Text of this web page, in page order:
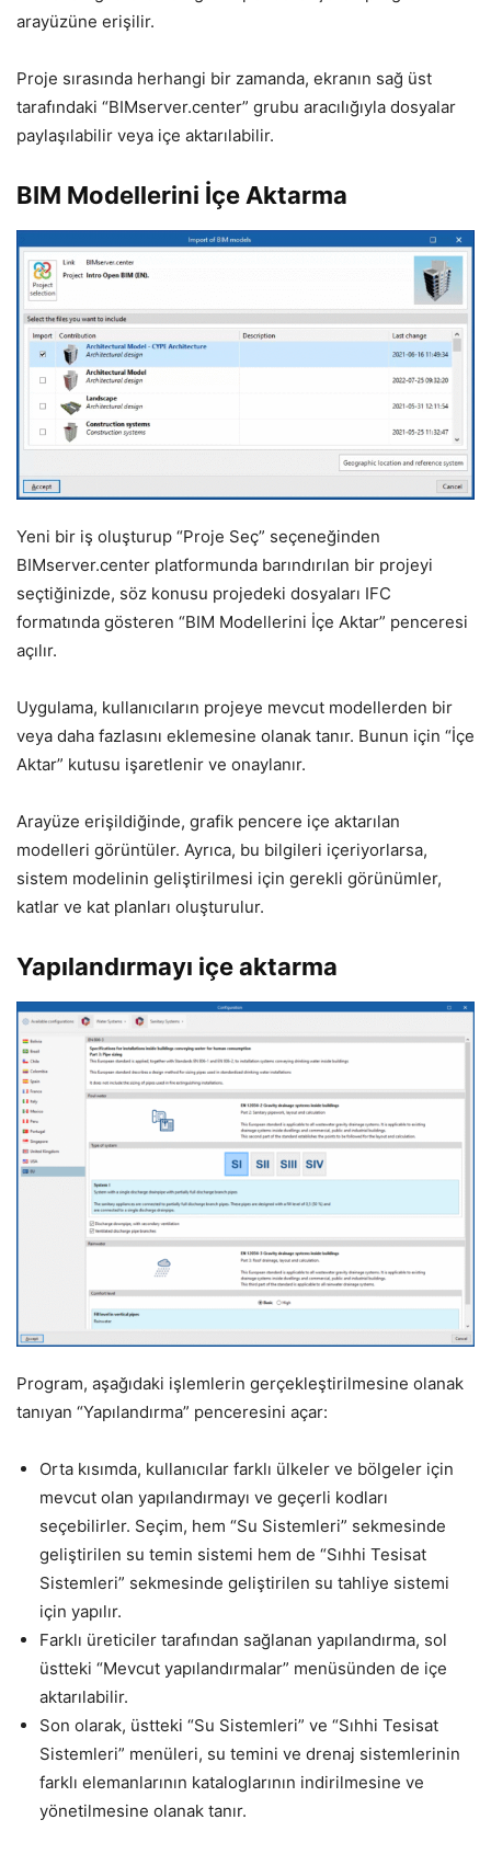
arayüzüne erişilir.
Proje sırasında herhangi bir zamanda, ekranın sağ üst
tarafındaki “BIMserver.center” grubu aracılığıyla dosyalar
paylaşılabilir veya içe aktarılabilir.
BIM Modellerini İçe Aktarma
Yeni bir iş oluşturup “Proje Seç” seçeneğinden
BIMserver.center platformunda barındırılan bir projeyi
seçtiğinizde, söz konusu projedeki dosyaları IFC
formatında gösteren “BIM Modellerini İçe Aktar” penceresi
açılır.
Uygulama, kullanıcıların projeye mevcut modellerden bir
veya daha fazlasını eklemesine olanak tanır. Bunun için “İçe
Aktar” kutusu işaretlenir ve onaylanır.
Arayüze erişildiğinde, grafik pencere içe aktarılan
modelleri görüntüler. Ayrıca, bu bilgileri içeriyorlarsa,
sistem modelinin geliştirilmesi için gerekli görünümler,
katlar ve kat planları oluşturulur.
Yapılandırmayı içe aktarma
Program, aşağıdaki işlemlerin gerçekleştirilmesine olanak
tanıyan “Yapılandırma” penceresini açar:
Orta kısımda, kullanıcılar farklı ülkeler ve bölgeler için
mevcut olan yapılandırmayı ve geçerli kodları
seçebilirler. Seçim, hem “Su Sistemleri” sekmesinde
geliştirilen su temin sistemi hem de “Sıhhi Tesisat
Sistemleri” sekmesinde geliştirilen su tahliye sistemi
için yapılır.
Farklı üreticiler tarafından sağlanan yapılandırma, sol
üstteki “Mevcut yapılandırmalar” menüsünden de içe
aktarılabilir.
Son olarak, üstteki “Su Sistemleri” ve “Sıhhi Tesisat
Sistemleri” menüleri, su temini ve drenaj sistemlerinin
farklı elemanlarının kataloglarının indirilmesine ve
yönetilmesine olanak tanır.